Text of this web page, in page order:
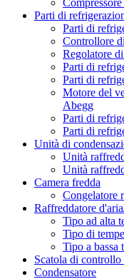
Parti di
Parti di
Controllore
Regolatore
Parti di
Parti di
Motore del
Abegg
Parti di
Parti di
Unità di
Unità
Unità
Camera fredda
Congelatore
Raffreddatore
Tipo ad alta
Tipo di
Tipo a bassa
Scatola di controllo
Condensatore